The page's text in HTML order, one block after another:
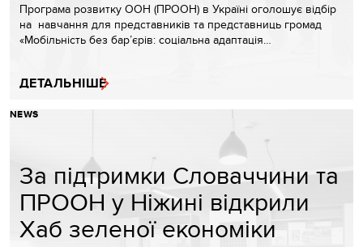
Програма розвитку ООН (ПРООН) в Україні оголошує відбір
на навчання для представників та представниць громад
«Мобільність без бар’єрів: соціальна адаптація…
ДЕТАЛЬНІШЕ
NEWS
За підтримки Словаччини та
ПРООН у Ніжині відкрили
Хаб зеленої економіки